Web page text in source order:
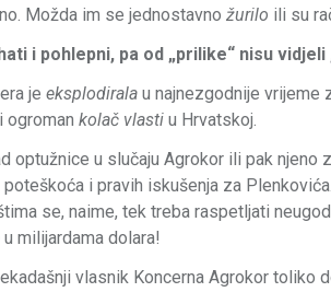
Možda im se jednostavno žurilo ili su
i pohlepni, pa od „prilike“ nisu vidjeli
je eksplodirala u najnezgodnije vrijeme
ogroman kolač vlasti u Hrvatskoj.
optužnice u slučaju Agrokor ili pak njeno
i pravih iskušenja za
se, naime, tek treba raspetljati
u milijardama dolara!
vlasnik Koncerna Agrokor toliko